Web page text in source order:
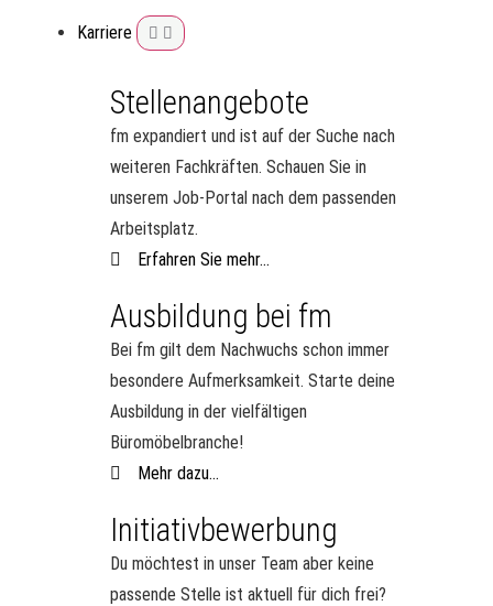
Karriere
Stellenangebote
fm expandiert und ist auf der Suche nach
weiteren Fachkräften. Schauen Sie in
unserem Job-Portal nach dem passenden
Arbeitsplatz.
Erfahren Sie mehr...
Ausbildung bei fm
Bei fm gilt dem Nachwuchs schon immer
besondere Aufmerksamkeit. Starte deine
Ausbildung in der vielfältigen
Büromöbelbranche!
Mehr dazu...
Initiativbewerbung
Du möchtest in unser Team aber keine
passende Stelle ist aktuell für dich frei?